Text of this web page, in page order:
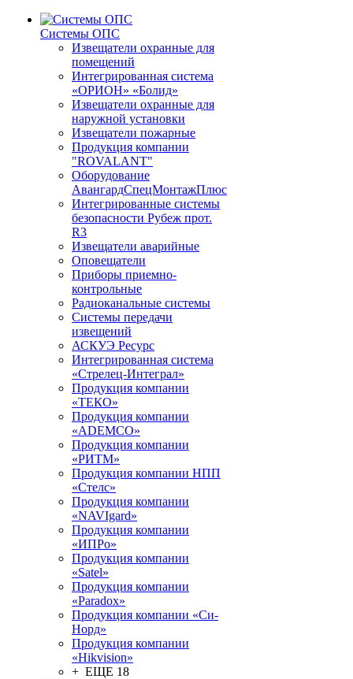
Системы ОПС
Извещатели охранные для
помещений
Интегрированная система
«ОРИОН» «Болид»
Извещатели охранные для
наружной установки
Извещатели пожарные
Продукция компании
"ROVALANT"
Оборудование
АвангардСпецМонтажПлюс
Интегрированные системы
безопасности Рубеж прот.
R3
Извещатели аварийные
Оповещатели
Приборы приемно-
контрольные
Радиоканальные системы
Системы передачи
извещений
АСКУЭ Ресурс
Интегрированная система
«Стрелец-Интеграл»
Продукция компании
«ТЕКО»
Продукция компании
«ADEMCO»
Продукция компании
«РИТМ»
Продукция компании НПП
«Стелс»
Продукция компании
«NAVIgard»
Продукция компании
«ИПРо»
Продукция компании
«Satel»
Продукция компании
«Paradox»
Продукция компании «Си-
Норд»
Продукция компании
«Hikvision»
+ ЕЩЕ 18